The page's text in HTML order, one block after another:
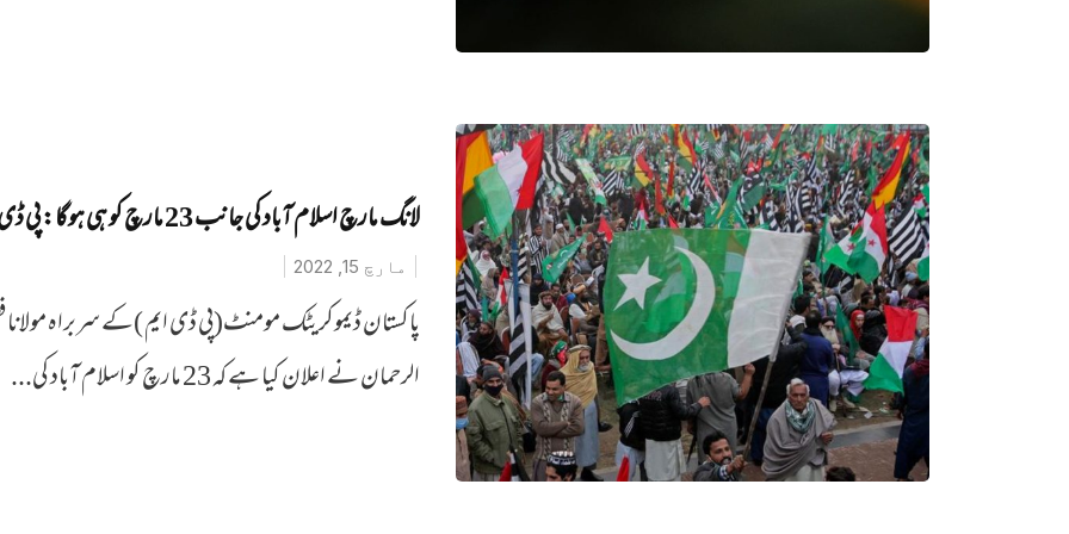
لانگ مارچ اسلام آباد کی جانب 23 مارچ کو ہی ہوگا: پی ڈی ایم
مارچ 15, 2022
پاکستان ڈیموکریٹک مومنٹ(پی ڈی ایم )کے سربراہ
الرحمان نے اعلان کیا ہے کہ 23 مارچ کو اسلام آباد کی...